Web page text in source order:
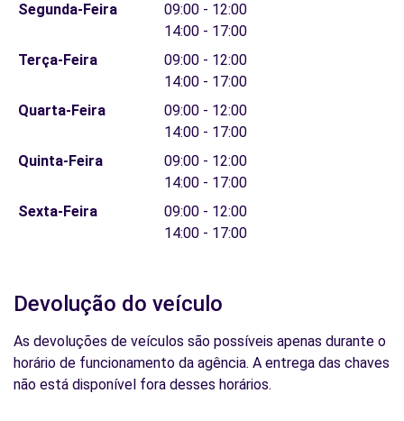
Segunda-Feira
09:00 - 12:00
14:00 - 17:00
Terça-Feira
09:00 - 12:00
14:00 - 17:00
Quarta-Feira
09:00 - 12:00
14:00 - 17:00
Quinta-Feira
09:00 - 12:00
14:00 - 17:00
Sexta-Feira
09:00 - 12:00
14:00 - 17:00
Devolução do veículo
As devoluções de veículos são possíveis apenas durante o
horário de funcionamento da agência. A entrega das chaves
não está disponível fora desses horários.